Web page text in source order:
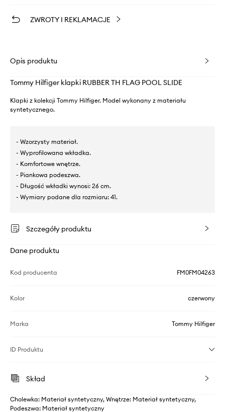
ZWROTY I REKLAMACJE
Opis produktu
Tommy Hilfiger klapki RUBBER TH FLAG POOL SLIDE
Klapki z kolekcji Tommy Hilfiger. Model wykonany z materiału
syntetycznego.
- Wzorzysty materiał.
- Wyprofilowana wkładka.
- Komfortowe wnętrze.
- Piankowa podeszwa.
- Długość wkładki wynosi: 26 cm.
- Wymiary podane dla rozmiaru: 41.
Szczegóły produktu
Dane produktu
Kod producenta FM0FM04263
Kolor czerwony
Marka Tommy Hilfiger
ID Produktu
Skład
Cholewka: Materiał syntetyczny, Wnętrze: Materiał syntetyczny,
Podeszwa: Materiał syntetyczny